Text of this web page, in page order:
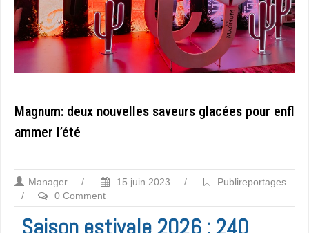
Magnum: deux nouvelles saveurs glacées pour enfl
ammer l’été
Manager / 15 juin 2023 /
Publireportages
/
0 Comment
Saison estivale 2026 : 240